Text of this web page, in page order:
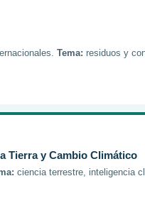
Tema: residuos y
Tierra y Cambio Climático
ciencia terrestre, inteligencia